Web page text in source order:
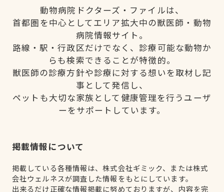
動物病院ドクターズ・ファイルは、
首都圏を中心としてエリア拡大中の獣医師・動物
病院情報サイト。
路線・駅・行政区だけでなく、診療可能な動物か
らも検索できることが特徴的。
獣医師の診療方針や診療に対する想いを取材し記
事として発信し、
ペットも大切な家族として健康管理を行うユーザ
ーをサポートしています。
掲載情報について
掲載している各種情報は、株式会社ギミック、または株式
会社ウェルネスが調査した情報をもとにしています。
出来るだけ正確な情報掲載に努めておりますが、内容を完